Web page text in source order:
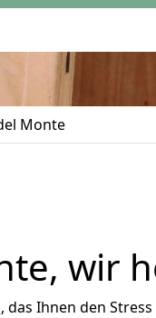
Monte
wir
, das Ihnen den